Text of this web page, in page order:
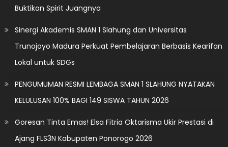
Buktikan Spirit Juangnya
Sinergi Akademis SMAN 1 Slahung dan Universitas
Trunojoyo Madura Perkuat Pembelajaran Berbasis Kearifan
Lokal untuk SDGs
PENGUMUMAN RESMI LEMBAGA SMAN 1 SLAHUNG NYATAKAN
KELULUSAN 100% BAGI 149 SISWA TAHUN 2026
Goresan Tinta Emas! Elsa Fitria Oktarisma Ukir Prestasi di
Ajang FLS3N Kabupaten Ponorogo 2026